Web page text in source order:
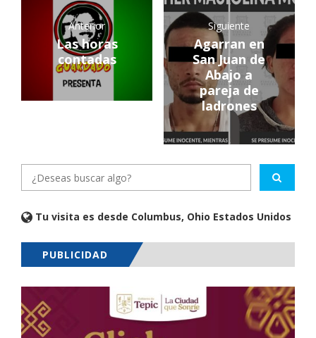
Anterior
Las horas
contadas
Siguiente
Agarran en
San Juan de
Abajo a
pareja de
ladrones
Tu visita es desde Columbus, Ohio Estados Unidos
PUBLICIDAD